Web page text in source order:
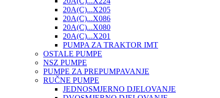
20A(C)...X205
20A(C)...X086
20A(C)...X080
20A(C)...X201
PUMPA ZA TRAKTOR IMT
OSTALE PUMPE
NSZ PUMPE
PUMPE ZA PREPUMPAVANJE
RUČNE PUMPE
JEDNOSMJERNO DJELOVANJE